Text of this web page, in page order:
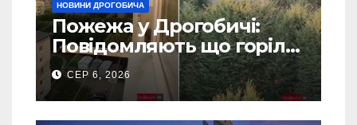
НОВИНИ ДРОГОБИЧА
Пожежа у Дрогобичі:
Повідомляють що горіло
5 гаражів (Відео)
СЕР 6, 2026